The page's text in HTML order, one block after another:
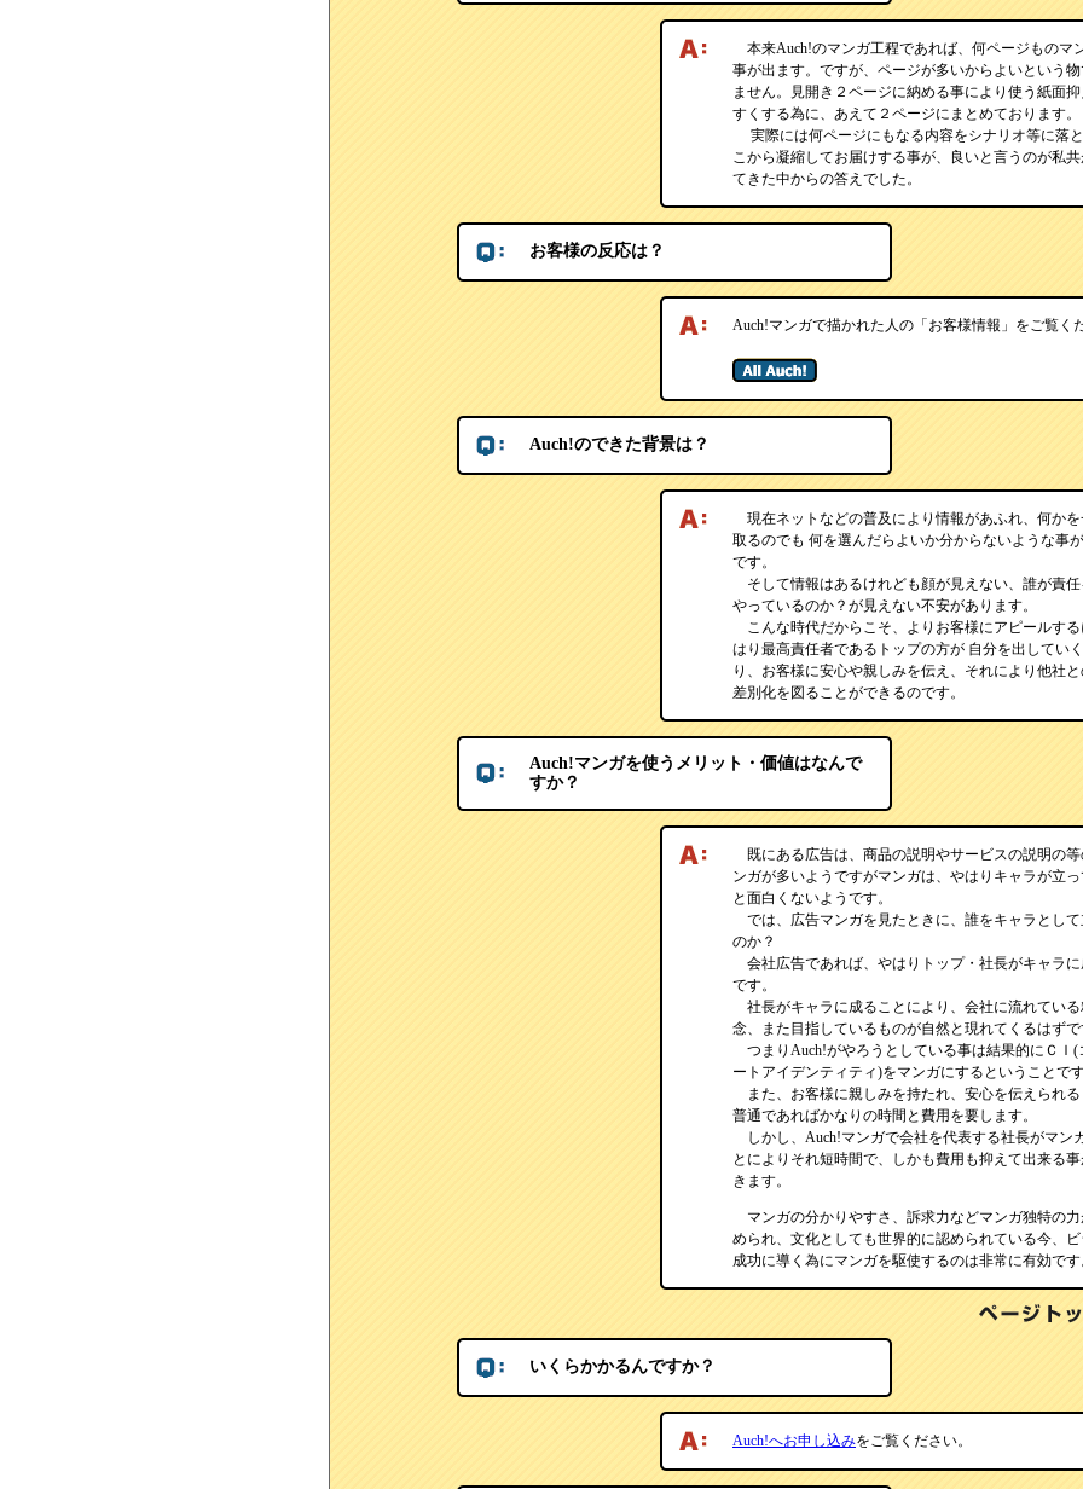
本来Auch!のマンガ工程であれば、何ページものマ
事が出ます。ですが、ページが多いからよいという
ません。見開き２ページに納める事により使う紙面
すくする為に、あえて２ページにまとめております。
実際には何ページにもなる内容をシナリオ等に落
こから凝縮してお届けする事が、良いと言うのが私
てきた中からの答えでした。
お客様の反応は？
Auch!マンガで描かれた人の「お客様情報」をご覧く
Auch!のできた背景は？
現在ネットなどの普及により情報があふれ、何か
取るのでも 何を選んだらよいか分からないような事
です。
そして情報はあるけれども顔が見えない、誰が責
やっているのか？が見えない不安があります。
こんな時代だからこそ、よりお客様にアピールす
はり最高責任者であるトップの方が 自分を出してい
り、お客様に安心や親しみを伝え、それにより他社
差別化を図ることができるのです。
Auch!マンガを使うメリット・価値はなんで
すか？
既にある広告は、商品の説明やサービスの説明の
ンガが多いようですがマンガは、やはりキャラが立
と面白くないようです。
では、広告マンガを見たときに、誰をキャラとし
のか？
会社広告であれば、やはりトップ・社長がキャラ
です。
社長がキャラに成ることにより、会社に流れてい
念、また目指しているものが自然と現れてくるはず
つまりAuch!がやろうとしている事は結果的にＣＩ(
ートアイデンティティ)をマンガにするということで
また、お客様に親しみを持たれ、安心を伝えられ
普通であればかなりの時間と費用を要します。
しかし、Auch!マンガで会社を代表する社長がマン
とによりそれ短時間で、しかも費用も抑えて出来る
きます。
マンガの分かりやすさ、訴求力などマンガ独特の
められ、文化としても世界的に認められている今、
成功に導く為にマンガを駆使するのは非常に有効で
いくらかかるんですか？
Auch!へお申し込みをご覧ください。